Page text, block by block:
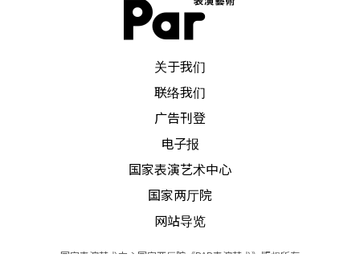
「机器人实验室」（robotlab）的大型自动机械绘
空总署火星探测器「好奇号」所回传的照片，将火
星景观转化为一条连绵不绝的线条，借由程式系统
驱动工业级机器手臂库卡（KUKA），经历四个月每
日廿四小时的九亿次动作，绘画出长度为数百公里
的线条，库卡在这个过程中的绘画姿态，有如一个
具有主体性的舞蹈身体，观众在观赏库卡像是跳舞
般的绘画过程，也一同思考人机共创的未来世界，
关于我们
联络我们
广告刊登
电子报
国家表演艺术中心
国家两厅院
网站导览
国家表演艺术中心国家两厅院《PAR表演艺术》版权所有